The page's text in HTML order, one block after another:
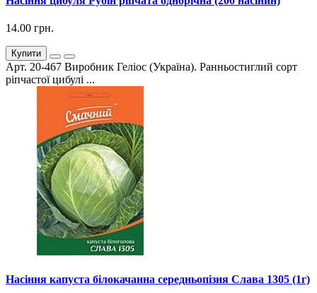
14.00 грн.
Купити
Арт. 20-467 Виробник Геліос (Україна). Ранньостиглий сорт
ріпчастої цибулі ...
Насіння капуста білокачанна середньопізня Слава 1305 (1г)